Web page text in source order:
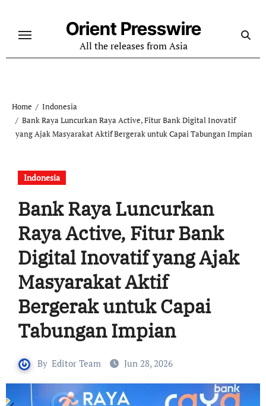
content
Orient Presswire
All the releases from Asia
Home
Indonesia
Bank Raya Luncurkan Raya Active, Fitur Bank Digital Inovatif
yang Ajak Masyarakat Aktif Bergerak untuk Capai Tabungan Impian
Indonesia
Bank Raya Luncurkan
Raya Active, Fitur Bank
Digital Inovatif yang Ajak
Masyarakat Aktif
Bergerak untuk Capai
Tabungan Impian
By Editor Team Jun 28, 2026